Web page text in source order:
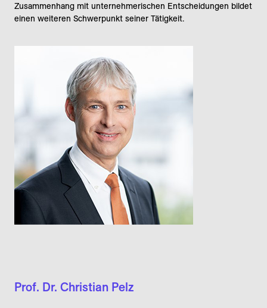
Zusammenhang mit unternehmerischen Entscheidungen bildet
einen weiteren Schwerpunkt seiner Tätigkeit.
Prof. Dr. Christian Pelz